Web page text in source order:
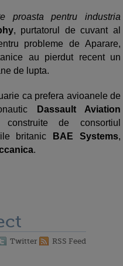
proasta pentru industria
, purtatorul de cuvant al
probleme de Aparare,
au pierdut recent un
de lupta.
ca prefera avioanele de
Dassault Aviation
de consortiul
britanic BAE Systems,
.
Twitter RSS Feed